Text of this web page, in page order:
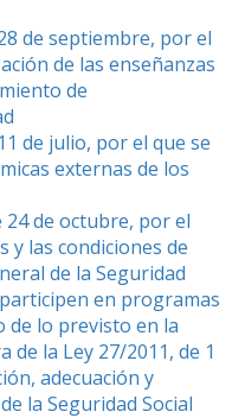
de septiembre, por el
de las enseñanzas
de
de julio, por el que se
externas de los
24 de octubre, por el
y las condiciones de
de la Seguridad
en programas
de lo previsto en la
de la Ley 27/2011, de 1
adecuación y
la Seguridad Social